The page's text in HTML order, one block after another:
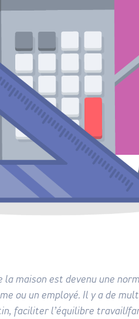
maison est devenu une
ou un employé. Il y a de
faciliter l’équilibre travail/